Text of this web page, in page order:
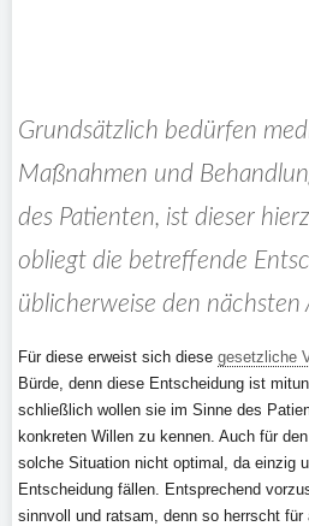
Grundsätzlich bedürfen
Maßnahmen und
des Patienten, ist dieser
obliegt die betreffende
üblicherweise den nächsten
Für diese erweist sich diese gesetzliche
Bürde, denn diese Entscheidung ist
schließlich wollen sie im Sinne des
konkreten Willen zu kennen. Auch für
solche Situation nicht optimal, da einzig
Entscheidung fällen. Entsprechend
sinnvoll und ratsam, denn so herrscht